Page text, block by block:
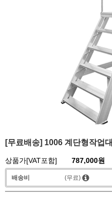
[무료배송] 1006 계단형작업대
상품가[VAT포함] 787,000원
배송비 (무료)